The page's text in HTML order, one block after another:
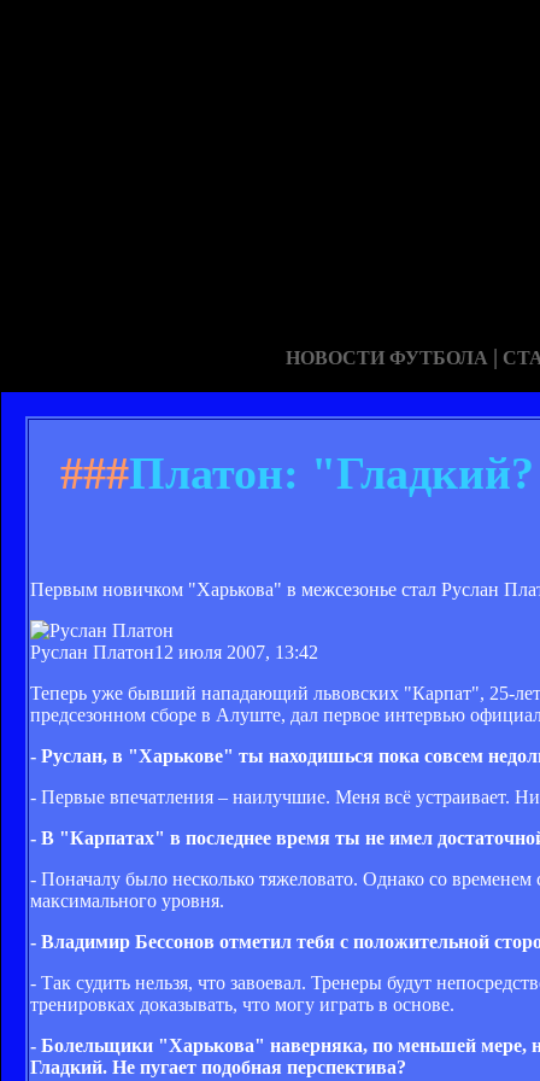
НОВОСТИ ФУТБОЛА |
###Платон:
Первым новичком "Харькова" в межсезонье стал Руслан
Руслан Платон12 июля 2007, 13:42
Теперь уже бывший нападающий львовских "Карпат", 25-
предсезонном сборе в Алуште, дал первое интервью
- Руслан, в "Харькове" ты находишься пока совсем
- Первые впечатления – наилучшие. Меня всё устраивает.
- В "Карпатах" в последнее время ты не имел
- Поначалу было несколько тяжеловато. Однако cо
максимального уровня.
- Владимир Бессонов отметил тебя с положительной
- Так судить нельзя, что завоевал. Тренеры будут
тренировках доказывать, что могу играть в основе.
- Болельщики "Харькова" наверняка, по меньшей мере,
Гладкий. Не пугает подобная перспектива?